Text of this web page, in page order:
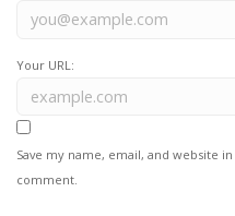
Your URL:
Save my name, email, and website
comment.